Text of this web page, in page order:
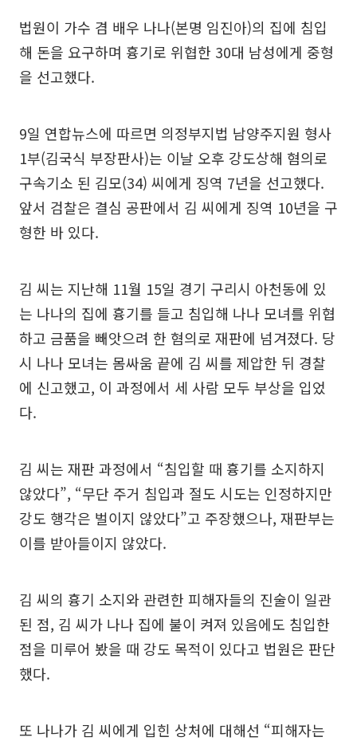
법원이 가수 겸 배우 나나(본명 임진아)의 집에 침입
해 돈을 요구하며 흉기로 위협한 30대 남성에게 중형
을 선고했다.
9일 연합뉴스에 따르면 의정부지법 남양주지원 형사
1부(김국식 부장판사)는 이날 오후 강도상해 혐의로
구속기소 된 김모(34) 씨에게 징역 7년을 선고했다.
앞서 검찰은 결심 공판에서 김 씨에게 징역 10년을 구
형한 바 있다.
김 씨는 지난해 11월 15일 경기 구리시 아천동에 있
는 나나의 집에 흉기를 들고 침입해 나나 모녀를 위협
하고 금품을 빼앗으려 한 혐의로 재판에 넘겨졌다. 당
시 나나 모녀는 몸싸움 끝에 김 씨를 제압한 뒤 경찰
에 신고했고, 이 과정에서 세 사람 모두 부상을 입었
다.
김 씨는 재판 과정에서 “침입할 때 흉기를 소지하지
않았다”, “무단 주거 침입과 절도 시도는 인정하지만
강도 행각은 벌이지 않았다”고 주장했으나, 재판부는
이를 받아들이지 않았다.
김 씨의 흉기 소지와 관련한 피해자들의 진술이 일관
된 점, 김 씨가 나나 집에 불이 켜져 있음에도 침입한
점을 미루어 봤을 때 강도 목적이 있다고 법원은 판단
했다.
또 나나가 김 씨에게 입힌 상처에 대해선 “피해자는